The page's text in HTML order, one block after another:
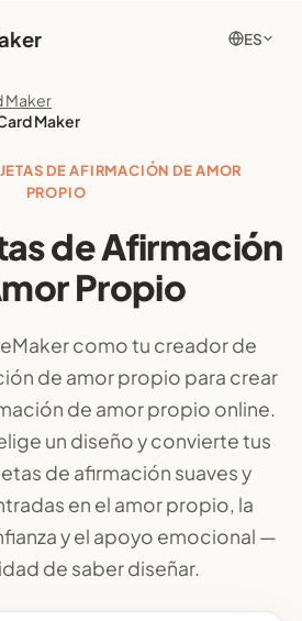
ES
Maker
Maker
DE AFIRMACIÓN DE AMOR
PROPIO
de Afirmación
Propio
como tu creador de
de amor propio para crear
de amor propio online.
un diseño y convierte tus
de afirmación suaves y
en el amor propio, la
y el apoyo emocional —
de saber diseñar.